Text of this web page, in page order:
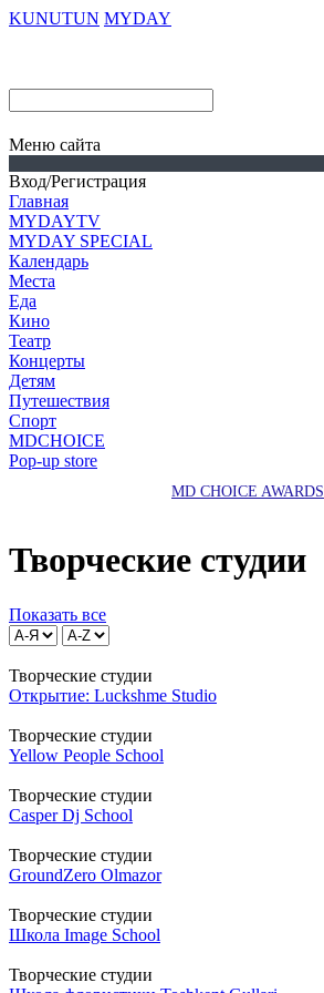
KUNUTUN MYDAY
Меню сайта
Вход/Регистрация
Главная
MYDAYTV
MYDAY SPECIAL
Календарь
Места
Еда
Кино
Театр
Концерты
Детям
Путешествия
Спорт
MDCHOICE
Pop-up store
MD CHOICE AWARDS
Творческие студии
Показать все
Творческие студии
Открытие: Luckshme Studio
Творческие студии
Yellow People School
Творческие студии
Casper Dj School
Творческие студии
GroundZero Olmazor
Творческие студии
Школа Image School
Творческие студии